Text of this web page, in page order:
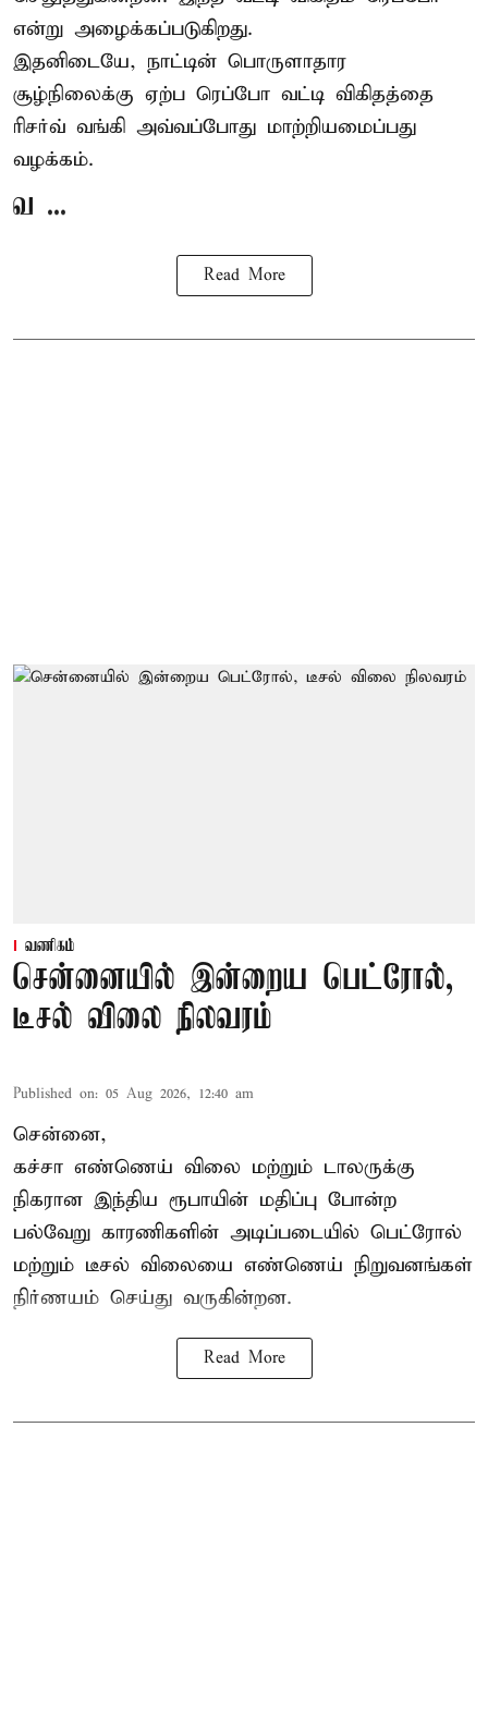
என்று அழைக்கப்படுகிறது.
இதனிடையே, நாட்டின் பொருளாதார
சூழ்நிலைக்கு ஏற்ப ரெப்போ வட்டி விகிதத்தை
ரிசர்வ் வங்கி அவ்வப்போது மாற்றியமைப்பது
வழக்கம்.
வ ...
Read More
வணிகம்
சென்னையில் இன்றைய பெட்ரோல்,
டீசல் விலை நிலவரம்
Published on: 05 Aug 2026, 12:40 am
சென்னை,
கச்சா எண்ணெய் விலை மற்றும் டாலருக்கு
நிகரான இந்திய ரூபாயின் மதிப்பு போன்ற
பல்வேறு காரணிகளின் அடிப்படையில் பெட்ரோல்
மற்றும் டீசல் விலையை எண்ணெய் நிறுவனங்கள்
நிர்ணயம் செய்து வருகின்றன.
Read More